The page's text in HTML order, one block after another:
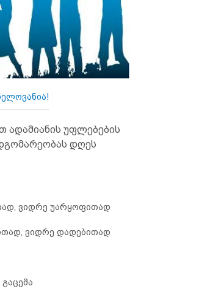
ადამიანის უფლებების
დღეს
ვიდრე უარყოფითად
ვიდრე დადებითად
გაცემა